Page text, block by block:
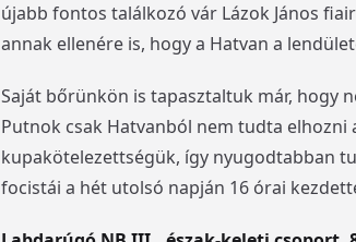
újabb fontos találkozó vár Lázok János
annak ellenére is, hogy a Hatvan a
Saját bőrünkön is tapasztaltuk már, hogy
Putnok csak Hatvanból nem tudta
kupakötelezettségük, így nyugodtabban
focistái a hét utolsó napján 16 órai